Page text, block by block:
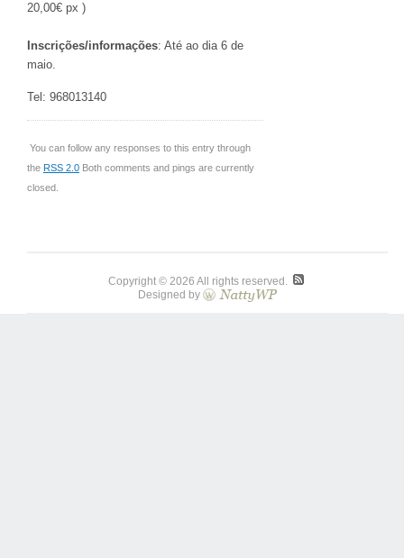
20,00€ px )
Inscrições/informações: Até ao dia 6 de
maio.
Tel: 968013140
You can follow any responses to this entry through
the RSS 2.0 Both comments and pings are currently
closed.
Copyright © 2026 All rights reserved.
Designed by